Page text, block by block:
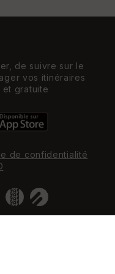
de suivre sur le
vos itinéraires
et gratuite
de confidentialité